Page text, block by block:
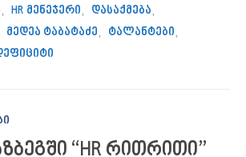
, HR მენეჯერი, დასაქმება,
მედეა ტაბატაძე, ტალანტები,
“HR რითრითი”